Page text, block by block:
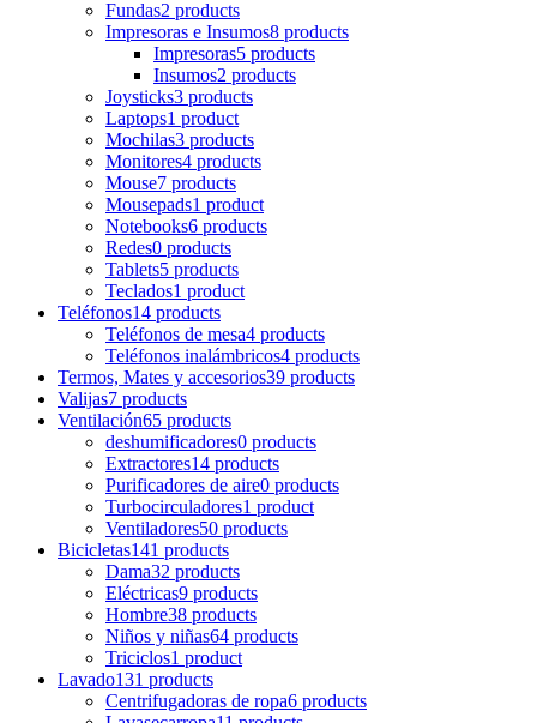
Fundas2 products
Impresoras e Insumos8 products
Impresoras5 products
Insumos2 products
Joysticks3 products
Laptops1 product
Mochilas3 products
Monitores4 products
Mouse7 products
Mousepads1 product
Notebooks6 products
Redes0 products
Tablets5 products
Teclados1 product
Teléfonos14 products
Teléfonos de mesa4 products
Teléfonos inalámbricos4 products
Termos, Mates y accesorios39 products
Valijas7 products
Ventilación65 products
deshumificadores0 products
Extractores14 products
Purificadores de aire0 products
Turbocirculadores1 product
Ventiladores50 products
Bicicletas141 products
Dama32 products
Eléctricas9 products
Hombre38 products
Niños y niñas64 products
Triciclos1 product
Lavado131 products
Centrifugadoras de ropa6 products